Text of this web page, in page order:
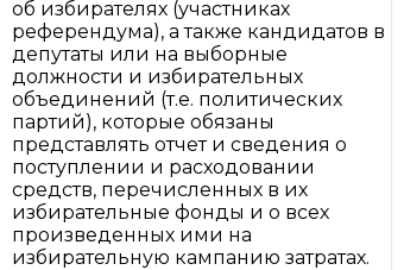
об избирателях (участниках
референдума), а также кандидатов в
депутаты или на выборные
должности и избирательных
объединений (т.е. политических
партий), которые обязаны
представлять отчет и сведения о
поступлении и расходовании
средств, перечисленных в их
избирательные фонды и о всех
произведенных ими на
избирательную кампанию затратах.